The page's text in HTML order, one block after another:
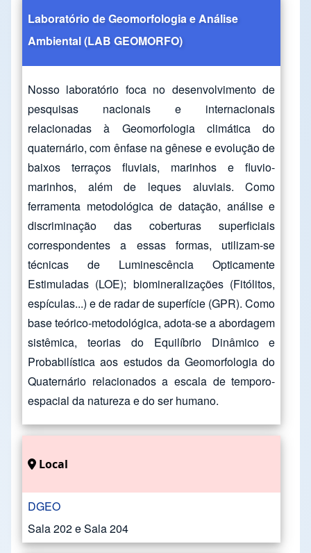
Laboratório de Geomorfologia e Análise
Ambiental(LAB GEOMORFO)
Nosso laboratório foca no desenvolvimento de
pesquisas nacionais e internacionais
relacionadas à Geomorfologia climática do
quaternário, com ênfase na gênese e evolução de
baixos terraços fluviais, marinhos e fluvio-
marinhos, além de leques aluviais. Como
ferramenta metodológica de datação, análise e
discriminação das coberturas superficiais
correspondentes a essas formas, utilizam-se
técnicas de Luminescência Opticamente
Estimuladas (LOE); biomineralizações (Fitólitos,
espículas...) e de radar de superfície (GPR). Como
base teórico-metodológica, adota-se a abordagem
sistêmica, teorias do Equilíbrio Dinâmico e
Probabilística aos estudos da Geomorfologia do
Quaternário relacionados a escala de temporo-
espacial da natureza e do ser humano.
Local
DGEO
Sala 202 e Sala 204